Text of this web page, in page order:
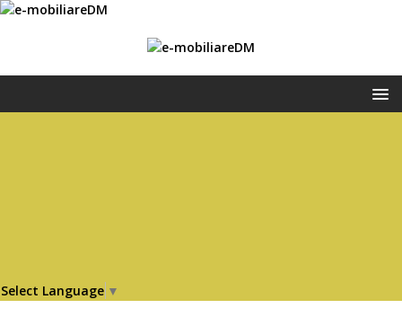
Select Language ▼